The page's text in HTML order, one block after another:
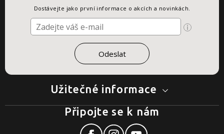
Užitečné informace
Dostávejte jako první informace o akcích a novinkách.
Připojte se k nám